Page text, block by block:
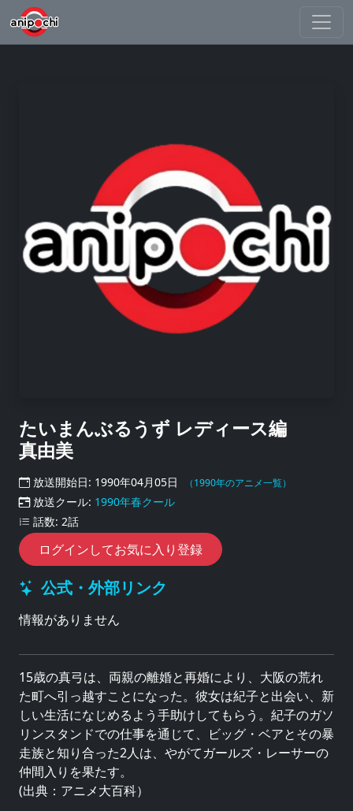
たいまんぶるうず レディース編
真由美
放送開始日: 1990年04月05日 （1990年のアニメ一覧）
放送クール: 1990年春クール
話数: 2話
ログインしてお気に入り登録
公式・外部リンク
情報がありません
15歳の真弓は、両親の離婚と再婚により、大阪の荒れ
た町へ引っ越すことになった。彼女は紀子と出会い、新
しい生活になじめるよう手助けしてもらう。紀子のガソ
リンスタンドでの仕事を通じて、ビッグ・ベアとその暴
走族と知り合った2人は、やがてガールズ・レーサーの
仲間入りを果たす。
(出典：アニメ大百科）